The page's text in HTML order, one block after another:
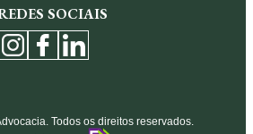
SOCIAIS
Todos os direitos reservados.